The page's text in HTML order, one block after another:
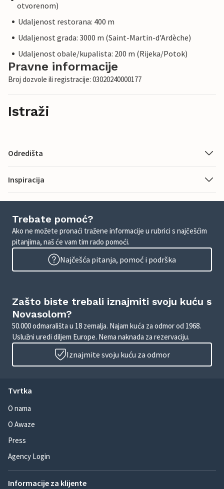
otvorenom)
Udaljenost restorana: 400 m
Udaljenost grada: 3000 m (Saint-Martin-d'Ardèche)
Udaljenost obale/kupalista: 200 m (Rijeka/Potok)
Pravne informacije
Broj dozvole ili registracije: 03020240000177
Istraži
Odredišta
Inspiracija
Trebate pomoć?
Ako ne možete pronaći tražene informacije u rubrici s najčešćim
pitanjima, naš će vam tim rado pomoći.
Najčešća pitanja, pomoć i podrška
Zašto biste trebali iznajmiti svoju kuću s
Novasolom?
50.000 odmarališta u 18 zemalja. Najam kuća za odmor od 1968.
Uslužni uredi diljem Europe. Nema naknada za rezervaciju.
Iznajmite svoju kuću za odmor
Tvrtka
O nama
O Awaze
Press
Agency Login
Informacije za klijente